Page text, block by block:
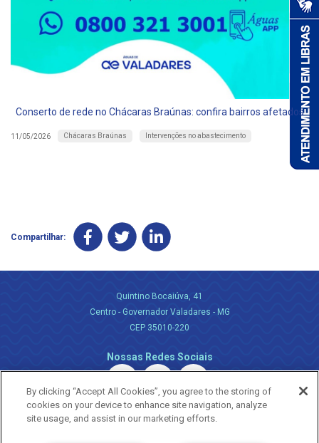
Conserto de rede no Chácaras Braúnas: confira bairros afetados
11/05/2026 Chácaras Braúnas Intervenções no abastecimento
Compartilhar:
Quintino Bocaiúva, 41
Centro - Governador Valadares - MG
CEP 35010-220
Nossas Redes Sociais
By clicking “Accept All Cookies”, you agree to the storing of
cookies on your device to enhance site navigation, analyze
site usage, and assist in our marketing efforts.